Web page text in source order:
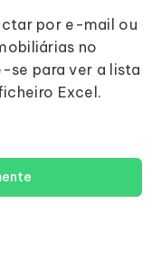
por e-mail ou
no
se para ver a lista
Excel.